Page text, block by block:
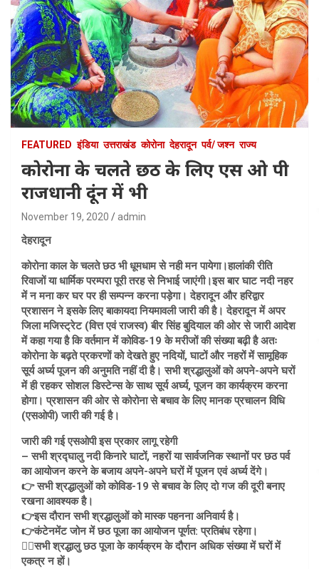
FEATURED इंडिया उत्तराखंड कोरोना देहरादून पर्व/ जश्न राज्य
कोरोना के चलते छठ के लिए एस ओ पी
राजधानी दूंन में भी
November 19, 2020 admin
देहरादून
कोरोना काल के चलते छठ भी धूमधाम से नही मन पायेगा।हालांकी रीति
रिवाजों या धार्मिक परम्परा पूरी तरह से निभाई जाएंगी।इस बार घाट नदी नहर
में न मना कर घर पर ही सम्पन्न करना पड़ेगा। देहरादून और हरिद्वार
प्रशासन ने इसके लिए बाकायदा नियमावली जारी की है। देहरादून में अपर
जिला मजिस्ट्रेट (वित्त एवं राजस्व) बीर सिंह बुदियाल की ओर से जारी आदेश
में कहा गया है कि वर्तमान में कोविड-19 के मरीजों की संख्या बढ़ी है अतः
कोरोना के बढ़ते प्रकरणों को देखते हुए नदियों, घाटों और नहरों में सामूहिक
सूर्य अर्घ्य पूजन की अनुमति नहीं दी है। सभी श्रद्धालुओं को अपने-अपने घरों
में ही रहकर सोशल डिस्टेन्स के साथ सूर्य अर्घ्य, पूजन का कार्यक्रम करना
होगा। प्रशासन की ओर से कोरोना से बचाव के लिए मानक प्रचालन विधि
(एसओपी) जारी की गई है।
जारी की गई एसओपी इस प्रकार लागू रहेगी
– सभी श्रद्घालु नदी किनारे घाटों, नहरों या सार्वजनिक स्थानों पर छठ पर्व
का आयोजन करने के बजाय अपने-अपने घरों में पूजन एवं अर्घ्य देंगे।
👉 सभी श्रद्धालुओं को कोविड-19 से बचाव के लिए दो गज की दूरी बनाए
रखना आवश्यक है।
👉इस दौरान सभी श्रद्धालुओं को मास्क पहनना अनिवार्य है।
👉कंटेनमेंट जोन में छठ पूजा का आयोजन पूर्णत: प्रतिबंध रहेगा।
👉🏼सभी श्रद्धालु छठ पूजा के कार्यक्रम के दौरान अधिक संख्या में घरों में
एकत्र न हों।